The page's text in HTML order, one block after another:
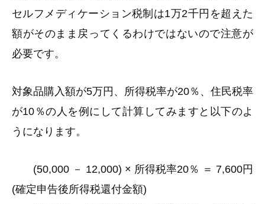
セルフメディケーション税制は1万2千円を超えた
額がそのまま戻ってくるわけではないので注意が
必要です。
対象品購入額が5万円、所得税率が20％、住民税率
が10％の人を例にして計算してみますと以下のよ
うになります。
(50,000 － 12,000) × 所得税率20％ ＝ 7,600円
(確定申告後所得税還付金額)